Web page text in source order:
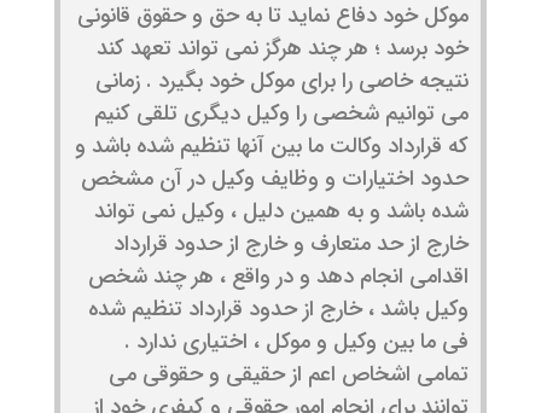
موکل خود دفاع نماید تا به حق و حقوق قانونی
خود برسد ؛ هر چند هرگز نمی تواند تعهد کند
نتیجه خاصی را برای موکل خود بگیرد . زمانی
می توانیم شخصی را وکیل دیگری تلقی کنیم
که قرارداد وکالت ما بین آنها تنظیم شده باشد و
حدود اختیارات و وظایف وکیل در آن مشخص
شده باشد و به همین دلیل ، وکیل نمی تواند
خارج از حد متعارف و خارج از حدود قرارداد
اقدامی انجام دهد و در واقع ، هر چند شخص
وکیل باشد ، خارج از حدود قرارداد تنظیم شده
فی ما بین وکیل و موکل ، اختیاری ندارد .
تمامی اشخاص اعم از حقیقی و حقوقی می